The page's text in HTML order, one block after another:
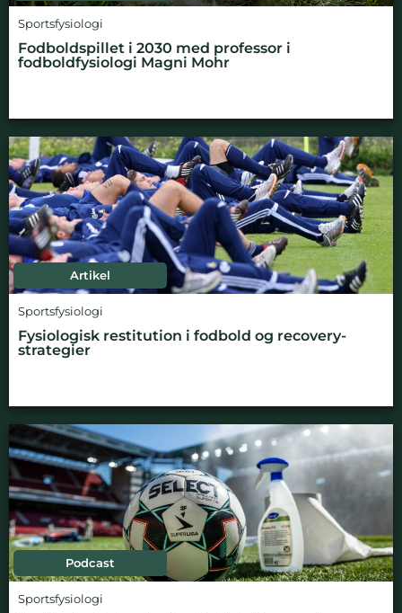
Sportsfysiologi
Fodboldspillet i 2030 med professor i
fodboldfysiologi Magni Mohr
Artikel
Sportsfysiologi
Fysiologisk restitution i fodbold og recovery-
strategier
Podcast
Sportsfysiologi